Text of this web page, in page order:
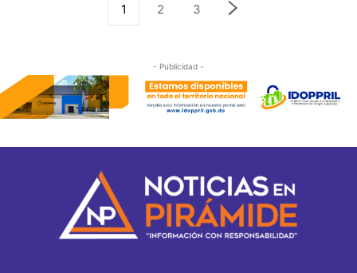
1 2 3
- Publicidad -